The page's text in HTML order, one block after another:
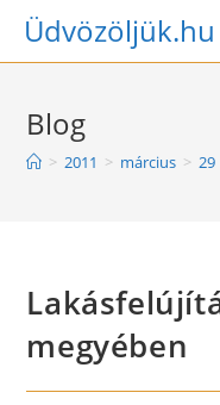
Skip
Blog
> 2011 > március > 29
megyében